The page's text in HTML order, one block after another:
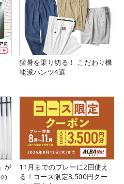
猛暑を乗り切る！ こだわり機
能派パンツ4選
が
11月までのプレーに2回使え
る！コース限定3,500円クー